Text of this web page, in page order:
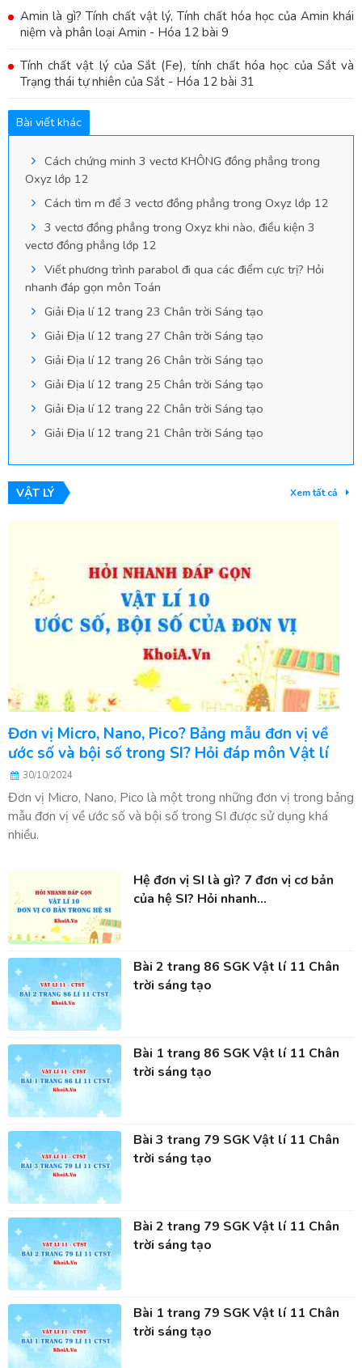
Amin là gì? Tính chất vật lý, Tính chất hóa học của Amin khái
niệm và phân loại Amin - Hóa 12 bài 9
Tính chất vật lý của Sắt (Fe), tính chất hóa học của Sắt và
Trạng thái tự nhiên của Sắt - Hóa 12 bài 31
Bài viết khác
Cách chứng minh 3 vectơ KHÔNG đồng phẳng trong
Oxyz lớp 12
Cách tìm m để 3 vectơ đồng phẳng trong Oxyz lớp 12
3 vectơ đồng phẳng trong Oxyz khi nào, điều kiện 3
vectơ đồng phẳng lớp 12
Viết phương trình parabol đi qua các điểm cực trị? Hỏi
nhanh đáp gọn môn Toán
Giải Địa lí 12 trang 23 Chân trời Sáng tạo
Giải Địa lí 12 trang 27 Chân trời Sáng tạo
Giải Địa lí 12 trang 26 Chân trời Sáng tạo
Giải Địa lí 12 trang 25 Chân trời Sáng tạo
Giải Địa lí 12 trang 22 Chân trời Sáng tạo
Giải Địa lí 12 trang 21 Chân trời Sáng tạo
VẬT LÝ Xem tất cả
Đơn vị Micro, Nano, Pico? Bảng mẫu đơn vị về
ước số và bội số trong SI? Hỏi đáp môn Vật lí
30/10/2024
Đơn vị Micro, Nano, Pico là một trong những đơn vị trong bảng
mẫu đơn vị về ước số và bội số trong SI được sử dụng khá
nhiều.
Hệ đơn vị SI là gì? 7 đơn vị cơ bản
của hệ SI? Hỏi nhanh...
Bài 2 trang 86 SGK Vật lí 11 Chân
trời sáng tạo
Bài 1 trang 86 SGK Vật lí 11 Chân
trời sáng tạo
Bài 3 trang 79 SGK Vật lí 11 Chân
trời sáng tạo
Bài 2 trang 79 SGK Vật lí 11 Chân
trời sáng tạo
Bài 1 trang 79 SGK Vật lí 11 Chân
trời sáng tạo